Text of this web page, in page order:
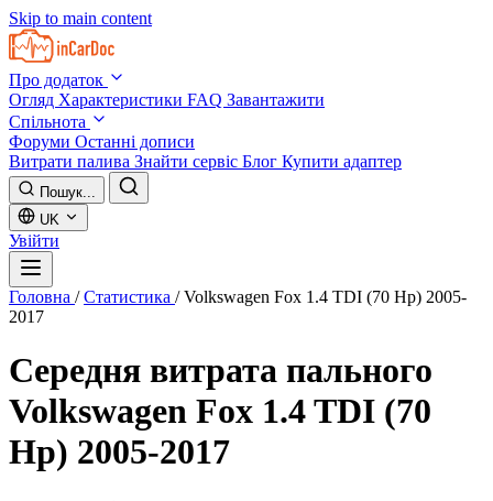
Skip to main content
Про додаток
Огляд Характеристики FAQ Завантажити
Спільнота
Форуми Останні дописи
Витрати палива Знайти сервіс Блог Купити адаптер
Пошук...
UK
Увійти
Головна / Статистика / Volkswagen Fox 1.4 TDI (70 Hp) 2005-
2017
Середня витрата пального
Volkswagen Fox 1.4 TDI (70
Hp) 2005-2017